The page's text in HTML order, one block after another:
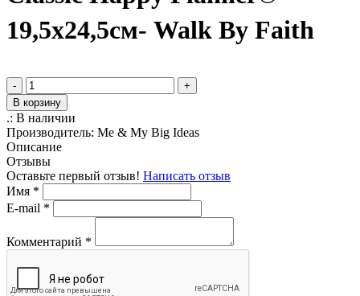
19,5х24,5см- Walk By Faith
-
+
В корзину
.: В наличии
Производитель: Me & My Big Ideas
Описание
Отзывы
Оставьте первый отзыв! Написать отзыв
Имя *
E-mail *
Комментарий *